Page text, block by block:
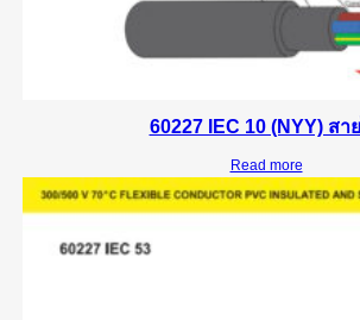
60227 IEC 10 (NYY) สา
Read more